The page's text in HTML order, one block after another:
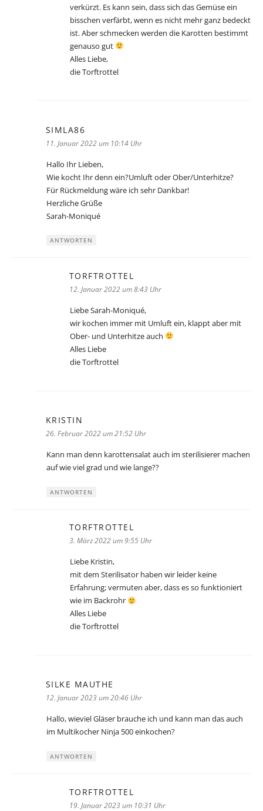
verkürzt. Es kann sein, dass sich das Gemüse ein
bisschen verfärbt, wenn es nicht mehr ganz bedeckt
ist. Aber schmecken werden die Karotten bestimmt
genauso gut
Alles Liebe,
die Torftrottel
SIMLA86
11. Januar 2022 um 10:14 Uhr
Hallo Ihr Lieben,
Wie kocht Ihr denn ein?Umluft oder Ober/Unterhitze?
Für Rückmeldung wäre ich sehr Dankbar!
Herzliche Grüße
Sarah-Moniqué
ANTWORTEN
TORFTROTTEL
12. Januar 2022 um 8:43 Uhr
Liebe Sarah-Moniqué,
wir kochen immer mit Umluft ein, klappt aber mit
Ober- und Unterhitze auch
Alles Liebe
die Torftrottel
KRISTIN
26. Februar 2022 um 21:52 Uhr
Kann man denn karottensalat auch im sterilisierer machen
auf wie viel grad und wie lange??
ANTWORTEN
TORFTROTTEL
3. März 2022 um 9:55 Uhr
Liebe Kristin,
mit dem Sterilisator haben wir leider keine
Erfahrung; vermuten aber, dass es so funktioniert
wie im Backrohr
Alles Liebe
die Torftrottel
SILKE MAUTHE
12. Januar 2023 um 20:46 Uhr
Hallo, wieviel Gläser brauche ich und kann man das auch
im Multikocher Ninja 500 einkochen?
ANTWORTEN
TORFTROTTEL
19. Januar 2023 um 10:31 Uhr